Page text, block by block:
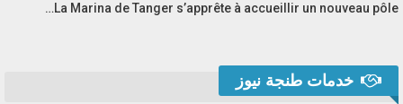
La Marina de Tanger s’apprête à accueillir un nouveau pôle…
خدمات طنجة نيوز